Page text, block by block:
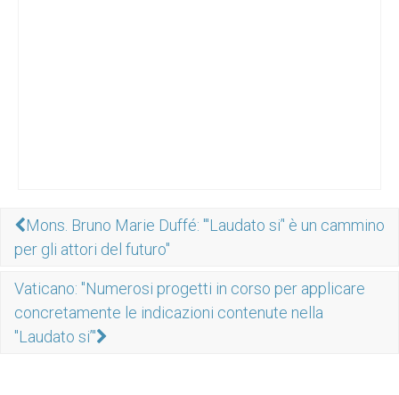
Mons. Bruno Marie Duffé: "'Laudato si’' è un cammino
per gli attori del futuro"
Vaticano: "Numerosi progetti in corso per applicare
concretamente le indicazioni contenute nella
"Laudato si’"